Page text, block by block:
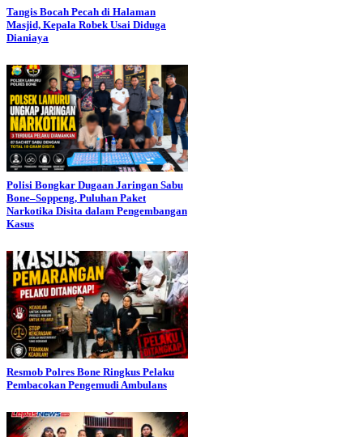
Tangis Bocah Pecah di Halaman
Masjid, Kepala Robek Usai Diduga
Dianiaya
Polisi Bongkar Dugaan Jaringan Sabu
Bone–Soppeng, Puluhan Paket
Narkotika Disita dalam Pengembangan
Kasus
Resmob Polres Bone Ringkus Pelaku
Pembacokan Pengemudi Ambulans